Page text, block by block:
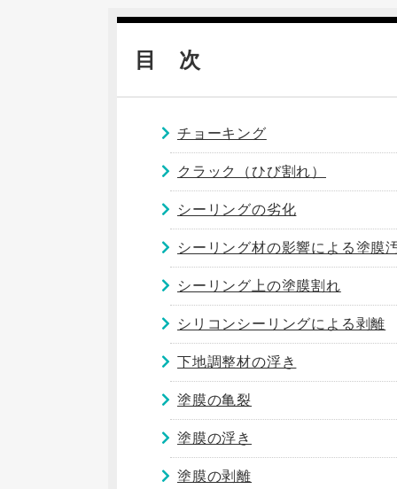
目 次
チョーキング
クラック（ひび割れ）
シーリングの劣化
シーリング材の影響による塗膜
シーリング上の塗膜割れ
シリコンシーリングによる剥離
下地調整材の浮き
塗膜の亀裂
塗膜の浮き
塗膜の剥離